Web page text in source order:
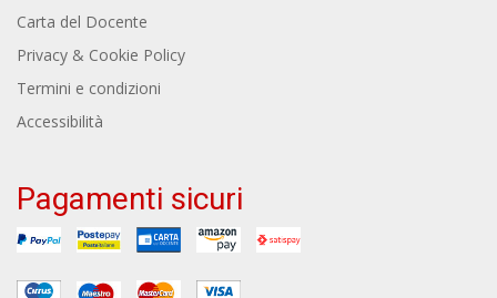
Carta del Docente
Privacy & Cookie Policy
Termini e condizioni
Accessibilità
Pagamenti sicuri